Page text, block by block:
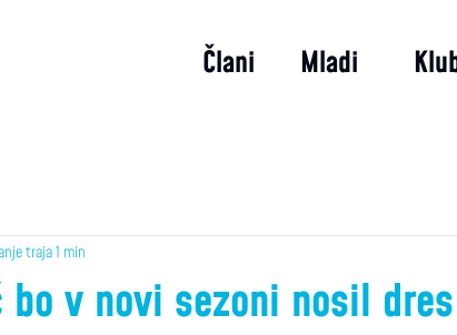
Člani Mladi
bo v novi sezoni nosil
traja 1 min